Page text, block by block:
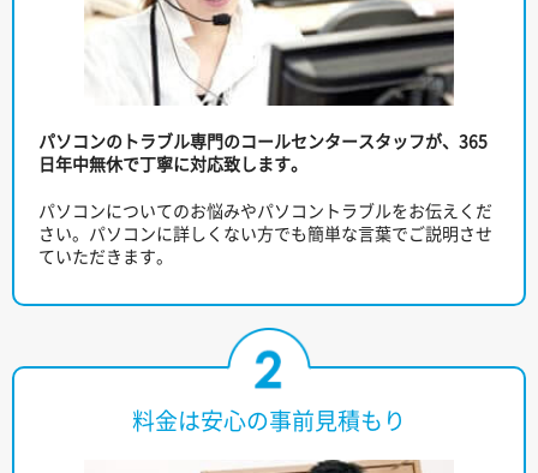
パソコンのトラブル専門のコールセンタースタッフが、365
日年中無休で丁寧に対応致します。
パソコンについてのお悩みやパソコントラブルをお伝えくだ
さい。パソコンに詳しくない方でも簡単な言葉でご説明させ
ていただきます。
料金は安心の事前見積もり